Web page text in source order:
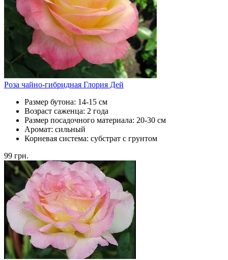
Роза чайно-гибридная Глория Дей
Размер бутона: 14-15 см
Возраст саженца: 2 года
Размер посадочного материала: 20-30 см
Аромат: сильный
Корневая система: субстрат с грунтом
99 грн.